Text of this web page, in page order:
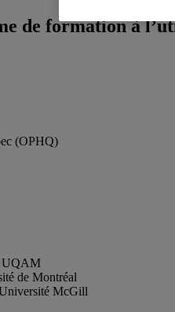
de formation à
(OPHQ)
UQAM
de Montréal
McGill